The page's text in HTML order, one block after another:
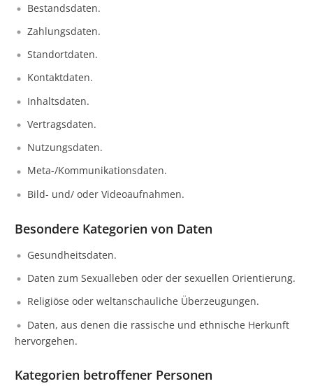
Bestandsdaten.
Zahlungsdaten.
Standortdaten.
Kontaktdaten.
Inhaltsdaten.
Vertragsdaten.
Nutzungsdaten.
Meta-/Kommunikationsdaten.
Bild- und/ oder Videoaufnahmen.
Besondere Kategorien von Daten
Gesundheitsdaten.
Daten zum Sexualleben oder der sexuellen Orientierung.
Religiöse oder weltanschauliche Überzeugungen.
Daten, aus denen die rassische und ethnische Herkunft
hervorgehen.
Kategorien betroffener Personen